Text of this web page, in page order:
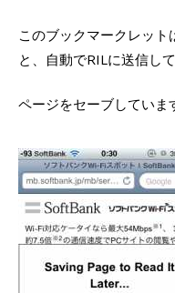
このブックマークレッ
と、自動でRILに送信して
ページをセーブしていま